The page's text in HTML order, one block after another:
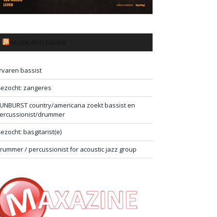
bassist
zangeres
country/americana zoekt bassist en
drummer
basgitarist(e)
/ percussionist for acoustic jazz group